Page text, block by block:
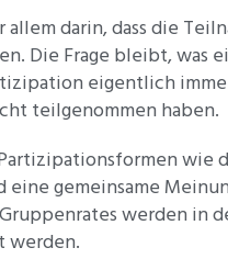
darin, dass die
Die Frage bleibt,
eigentlich
teilgenommen haben.
wie
gemeinsame
werden in
werden.